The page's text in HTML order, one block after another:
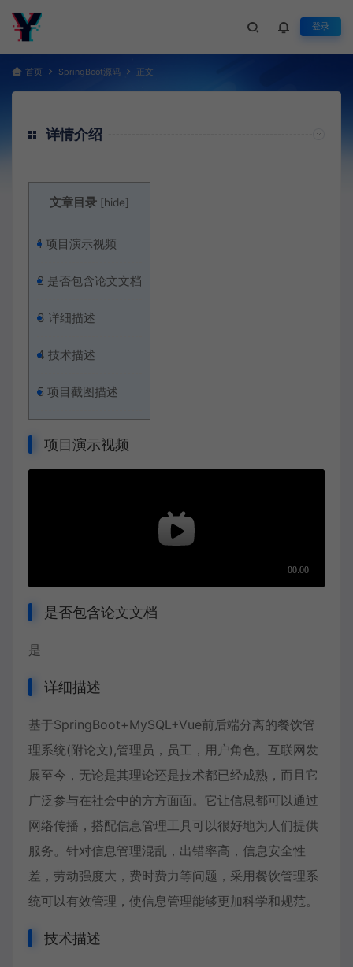
登录
首页 SpringBoot源码 正文
详情介绍
文章目录 [hide]
1 项目演示视频
2 是否包含论文文档
3 详细描述
4 技术描述
5 项目截图描述
项目演示视频
是否包含论文文档
是
详细描述
基于SpringBoot+MySQL+Vue前后端分离的餐饮管
理系统(附论文),管理员，员工，用户角色。互联网发
展至今，无论是其理论还是技术都已经成熟，而且它
广泛参与在社会中的方方面面。它让信息都可以通过
网络传播，搭配信息管理工具可以很好地为人们提供
服务。针对信息管理混乱，出错率高，信息安全性
差，劳动强度大，费时费力等问题，采用餐饮管理系
统可以有效管理，使信息管理能够更加科学和规范。
技术描述